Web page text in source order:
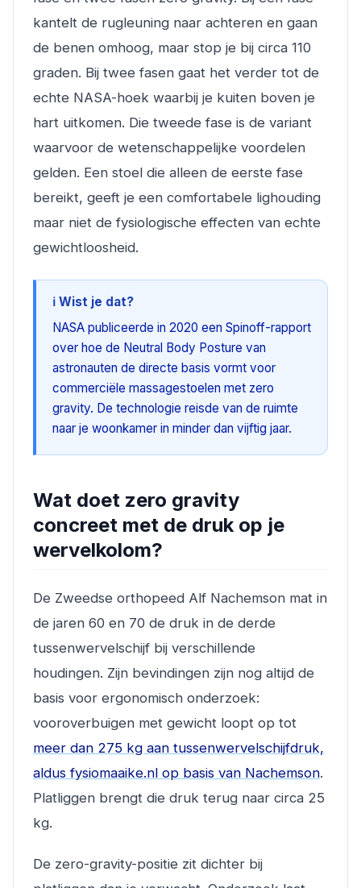
kantelt de rugleuning naar achteren en gaan
de benen omhoog, maar stop je bij circa 110
graden. Bij twee fasen gaat het verder tot de
echte NASA-hoek waarbij je kuiten boven je
hart uitkomen. Die tweede fase is de variant
waarvoor de wetenschappelijke voordelen
gelden. Een stoel die alleen de eerste fase
bereikt, geeft je een comfortabele lighouding
maar niet de fysiologische effecten van echte
gewichtloosheid.
ℹ️ Wist je dat?
NASA publiceerde in 2020 een Spinoff-rapport
over hoe de Neutral Body Posture van
astronauten de directe basis vormt voor
commerciële massagestoelen met zero
gravity. De technologie reisde van de ruimte
naar je woonkamer in minder dan vijftig jaar.
Wat doet zero gravity
concreet met de druk op je
wervelkolom?
De Zweedse orthopeed Alf Nachemson mat in
de jaren 60 en 70 de druk in de derde
tussenwervelschijf bij verschillende
houdingen. Zijn bevindingen zijn nog altijd de
basis voor ergonomisch onderzoek:
vooroverbuigen met gewicht loopt op tot
meer dan 275 kg aan tussenwervelschijfdruk,
aldus fysiomaaike.nl op basis van Nachemson.
Platliggen brengt die druk terug naar circa 25
kg.
De zero-gravity-positie zit dichter bij